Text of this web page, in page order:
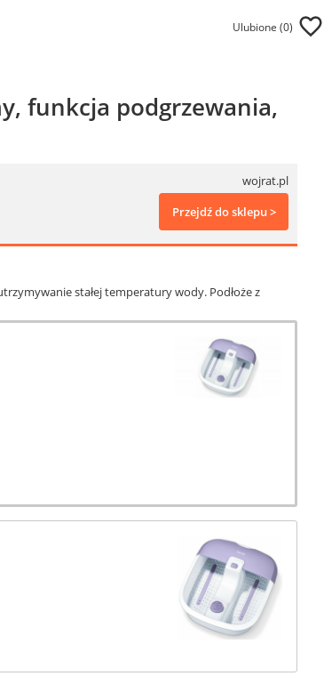
Ulubione (0)
funkcja podgrzewania,
wojrat.pl
Przejdź do sklepu >
stałej temperatury wody. Podłoże z